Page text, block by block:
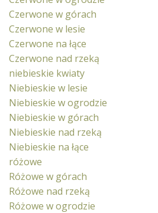
Czerwone w górach
Czerwone w lesie
Czerwone na łące
Czerwone nad rzeką
niebieskie kwiaty
Niebieskie w lesie
Niebieskie w ogrodzie
Niebieskie w górach
Niebieskie nad rzeką
Niebieskie na łące
różowe
Różowe w górach
Różowe nad rzeką
Różowe w ogrodzie